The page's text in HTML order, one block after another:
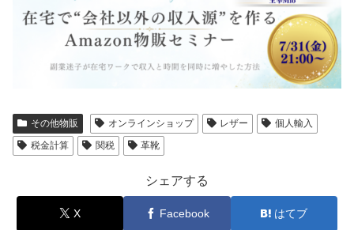
その他物販 オンラインショップ レザー
個人輸入
税金計算
関税 革靴
シェアする
X Facebook はてブ